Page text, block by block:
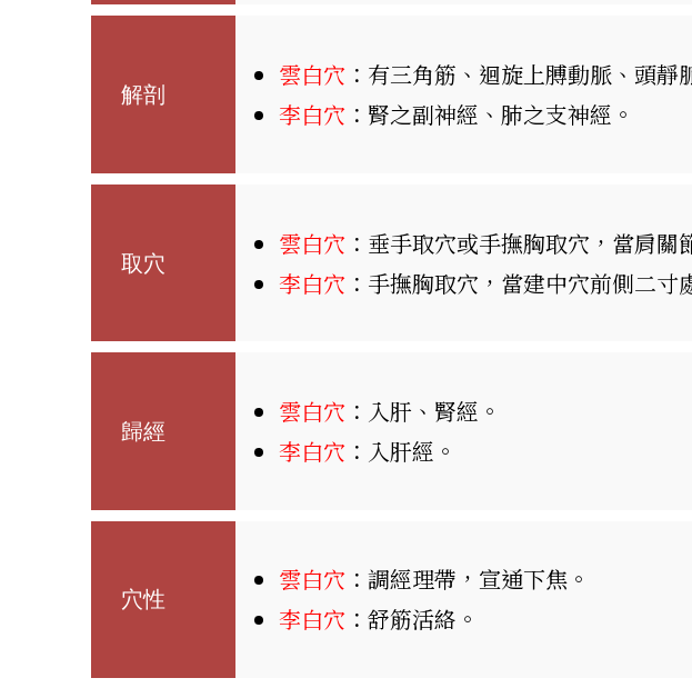
解剖
雲白穴 ：有三角筋、迴旋上膊動脈、頭
李白穴 ：腎之副神經、肺之支神經。
取穴
雲白穴 ：垂手取穴或手撫胸取穴，當肩
李白穴 ：手撫胸取穴，當建中穴前側二寸
歸經
雲白穴 ：入肝、腎經。
李白穴 ：入肝經。
穴性
雲白穴 ：調經理帶，宣通下焦。
李白穴 ：舒筋活絡。